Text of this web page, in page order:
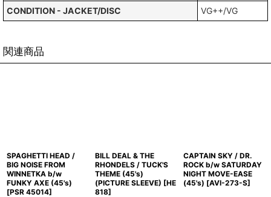
CONDITION - JACKET/DISC
VG++/VG
関連商品
SPAGHETTI HEAD /
BIG NOISE FROM
WINNETKA b/w
FUNKY AXE (45's)
[PSR 45014]
BILL DEAL & THE
RHONDELS / TUCK'S
THEME (45's)
(PICTURE SLEEVE) [HE
818]
CAPTAIN SKY / DR.
ROCK b/w SATURDAY
NIGHT MOVE-EASE
(45's) [AVI-273-S]